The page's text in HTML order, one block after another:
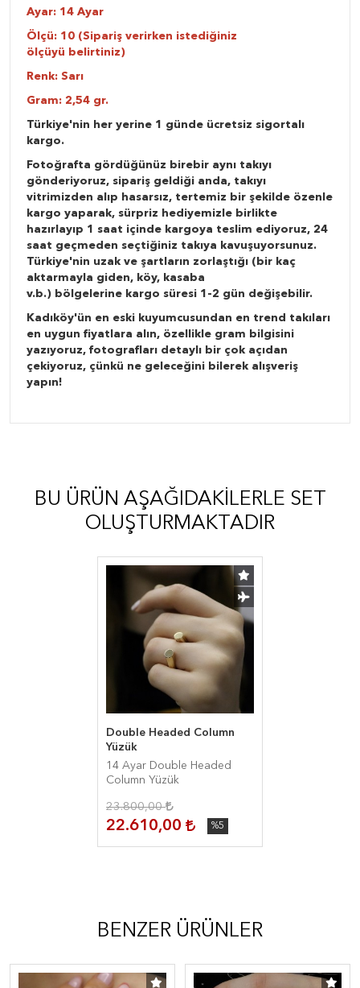
Ayar: 14 Ayar
Ölçü: 10 (Sipariş verirken istediğiniz
ölçüyü belirtiniz)
Renk: Sarı
Gram: 2,54 gr.
Türkiye'nin her yerine 1 günde ücretsiz sigortalı
kargo.
Fotoğrafta gördüğünüz birebir aynı takıyı
gönderiyoruz, sipariş geldiği anda, takıyı
vitrimizden alıp hasarsız, tertemiz bir şekilde özenle
kargo yaparak, sürpriz hediyemizle birlikte
hazırlayıp 1 saat içinde kargoya teslim ediyoruz, 24
saat geçmeden seçtiğiniz takıya kavuşuyorsunuz.
Türkiye'nin uzak ve şartların zorlaştığı (bir kaç
aktarmayla giden, köy, kasaba
v.b.) bölgelerine kargo süresi 1-2 gün değişebilir.
Kadıköy'ün en eski kuyumcusundan en trend takıları
en uygun fiyatlara alın, özellikle gram bilgisini
yazıyoruz, fotografları detaylı bir çok açıdan
çekiyoruz, çünkü ne geleceğini bilerek alışveriş
yapın!
BU ÜRÜN AŞAĞIDAKILERLE SET
OLUŞTURMAKTADIR
Double Headed Column
Yüzük
14 Ayar Double Headed
Column Yüzük
23.800,00
22.610,00 %5
BENZER ÜRÜNLER